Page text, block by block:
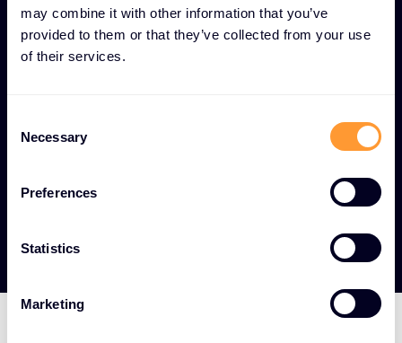
may combine it with other information that you’ve
provided to them or that they’ve collected from your use
of their services.
e
Necessary
Preferences
Statistics
Marketing
Einhaltung gesetzlicher Vorschriften
-Einhaltung von Branchenstandards und
Compliance-Anforderungen während der
Lösungen zur Stärkung der
Anwendungsintegrität sowohl für Unternehmen
als auch für kleine und mittlere Unternehmen.